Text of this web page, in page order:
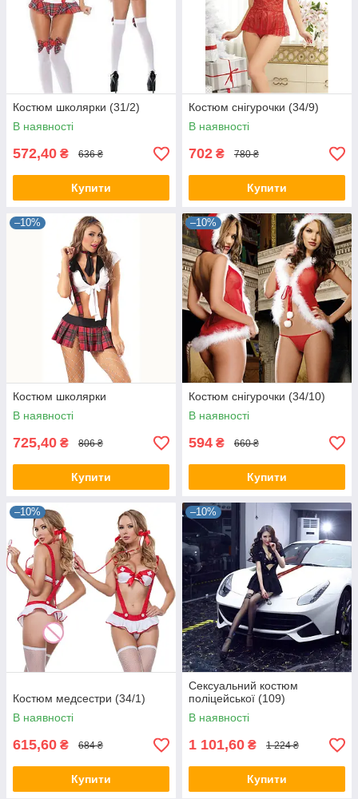
Костюм школярки (31/2)
В наявності
572,40 ₴ 636 ₴
Купити
Костюм снігурочки (34/9)
В наявності
702 ₴ 780 ₴
Купити
–10%
Костюм школярки
В наявності
725,40 ₴ 806 ₴
Купити
–10%
Костюм снігурочки (34/10)
В наявності
594 ₴ 660 ₴
Купити
–10%
Костюм медсестри (34/1)
В наявності
615,60 ₴ 684 ₴
Купити
–10%
Сексуальний костюм
поліцейської (109)
В наявності
1 101,60 ₴ 1 224 ₴
Купити